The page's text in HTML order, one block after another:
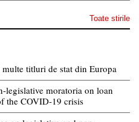
Toate stirile
titluri de stat din Europa
legislative moratoria on loan
the COVID-19 crisis